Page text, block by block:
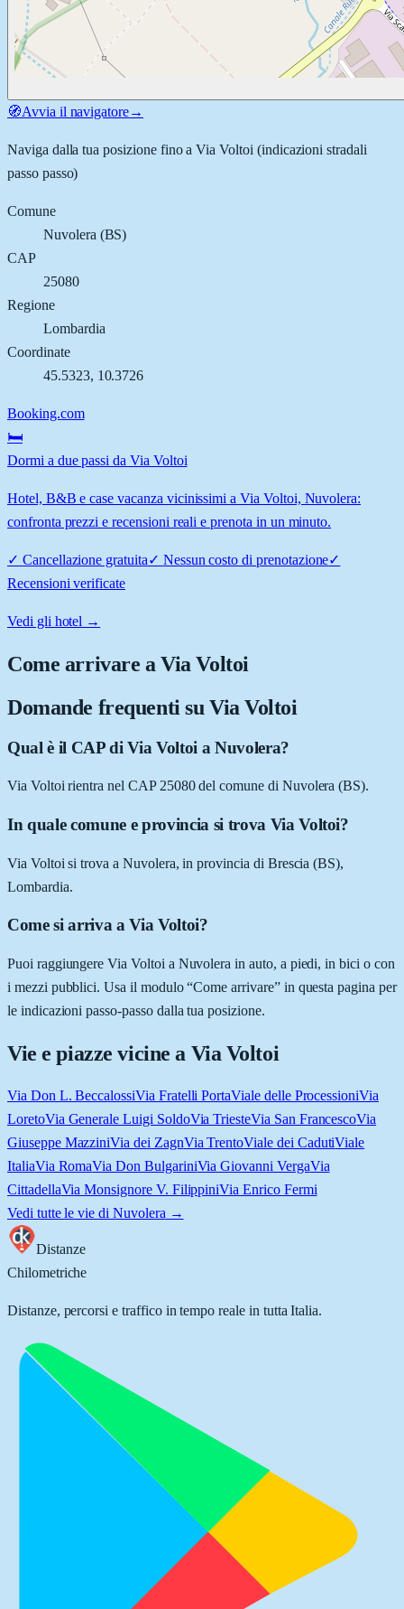
🧭Avvia il navigatore→
Naviga dalla tua posizione fino aVia Voltoi (indicazioni stradali
passo passo)
Comune
Nuvolera (BS)
CAP
25080
Regione
Lombardia
Coordinate
45.5323, 10.3726
Booking.com
🛏️
Dormi a due passi da Via Voltoi
Hotel, B&B e case vacanza vicinissimi a Via Voltoi, Nuvolera:
confronta prezzi e recensioni reali e prenota in un minuto.
✓ Cancellazione gratuita✓ Nessun costo di prenotazione✓
Recensioni verificate
Vedi gli hotel →
Come arrivare aVia Voltoi
Domande frequenti su Via Voltoi
Qual è il CAP di Via Voltoi a Nuvolera?
Via Voltoi rientra nel CAP 25080 del comune di Nuvolera (BS).
In quale comune e provincia si trova Via Voltoi?
Via Voltoi si trova a Nuvolera, in provincia di Brescia (BS),
Lombardia.
Come si arriva a Via Voltoi?
Puoi raggiungere Via Voltoi a Nuvolera in auto, a piedi, in bici o con
i mezzi pubblici. Usa il modulo “Come arrivare” in questa pagina per
le indicazioni passo-passo dalla tua posizione.
Vie e piazze vicine a Via Voltoi
Via Don L. BeccalossiVia Fratelli PortaViale delle ProcessioniVia
LoretoVia Generale Luigi SoldoVia TriesteVia San FrancescoVia
Giuseppe MazziniVia dei ZagnVia TrentoViale dei CadutiViale
ItaliaVia RomaVia Don BulgariniVia Giovanni VergaVia
CittadellaVia Monsignore V. FilippiniVia Enrico Fermi
Vedi tutte le vie di Nuvolera →
Distanze
Chilometriche
Distanze, percorsi e traffico in tempo reale in tutta Italia.